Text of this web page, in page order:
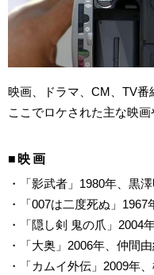
映画、ドラマ、CM、TV番
ここでロケされた主な映画
■映画
・「影武者」1980年、黒
・「007は二度死ぬ」
・「隠し剣 鬼の爪」2004
・「大奥」2006年、仲間
・「カムイ外伝」2009年